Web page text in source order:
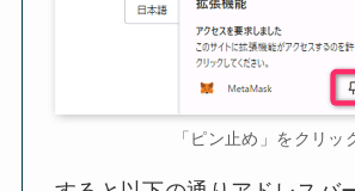
「ピン止め」をクリッ